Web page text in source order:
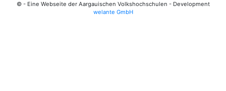
© - Eine Webseite der Aargauischen Volkshochschulen - Development
welante GmbH